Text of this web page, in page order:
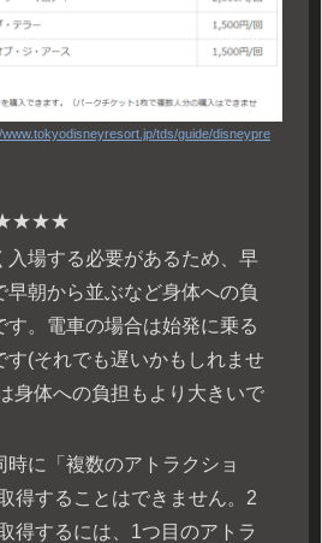
tds/guide/disneypre
入場する必要があるため、早
早朝から並ぶなど身体への負
す。電車の場合は始発に乗る
す(それでも遅いかもしれませ
身体への負担もより大きいで
時に「複数のアトラクショ
得することはできません。2
得するには、1つ目のアトラ